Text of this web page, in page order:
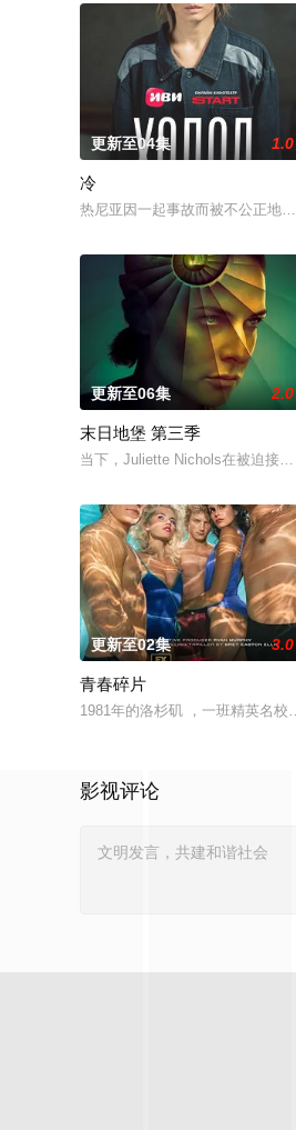
更新至04集 1.0
冷
热尼亚因一起事故而被不公正地
更新至06集 2.0
末日地堡 第三季
当下，Juliette Nichols在被迫接受
更新至02集 3.0
青春碎片
1981年的洛杉矶 ，一班精英名
影视评论